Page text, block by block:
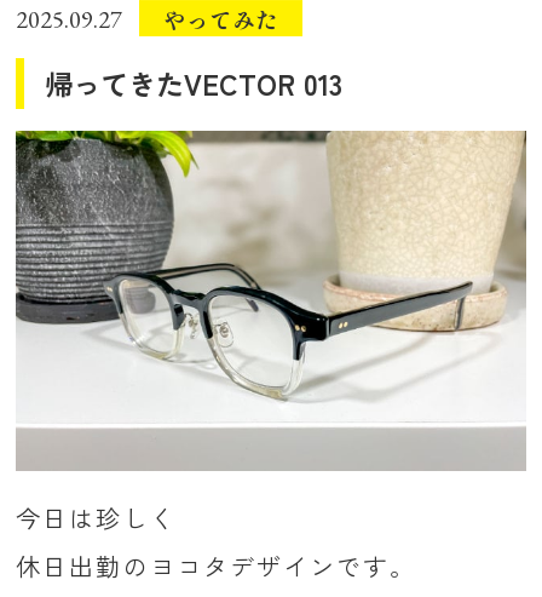
2025.09.27 やってみた
帰ってきたVECTOR 013
今日は珍しく
休日出勤のヨコタデザインです。